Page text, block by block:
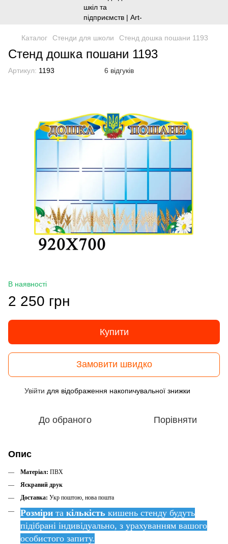
Каталог Стенди для школи Стенд дошка пошани 1193
Стенд дошка пошани 1193
Артикул: 1193 6 відгуків
В наявності
2 250 грн
Купити
Замовити швидко
Увійти для відображення накопичувальної знижки
До обраного Порівняти
Опис
Матеріал: ПВХ
Яскравий друк
Доставка: Укр поштою, нова пошта
Розміри та кількість кишень стенду будуть
підібрані індивідуально, з урахуванням вашого
особистого запиту.